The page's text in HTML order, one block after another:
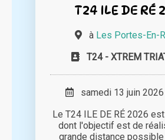
T24 ILE DE RÉ
à Les Portes-En-
T24 - XTREM
samedi 13 juin 2026
Le T24 ILE DE RÉ 2026
dont l'objectif est de
grande distance possible